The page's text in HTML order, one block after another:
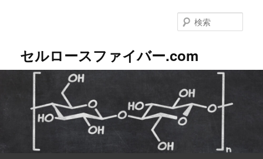
テ
へ
セルロースファイバー.com
索